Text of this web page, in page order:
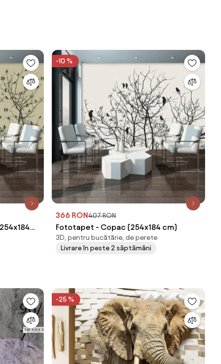
-10 %
366 RON407 RON
Fototapet - Copac (254x184 cm)
3D, pentru bucătărie, de perete
Livrare în peste 2 săptămâni
-25 %